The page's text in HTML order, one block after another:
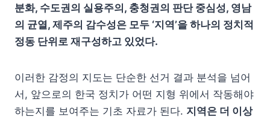
분화, 수도권의 실용주의, 충청권의 판단 중심성, 영남
의 균열, 제주의 감수성은 모두 ‘지역’을 하나의 정치적
정동 단위로 재구성하고 있었다.
이러한 감정의 지도는 단순한 선거 결과 분석을 넘어
서, 앞으로의 한국 정치가 어떤 지형 위에서 작동해야
하는지를 보여주는 기초 자료가 된다. 지역은 더 이상